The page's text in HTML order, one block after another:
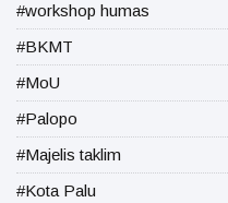
#workshop humas
#BKMT
#MoU
#Palopo
#Majelis taklim
#Kota Palu